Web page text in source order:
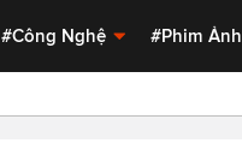
#Công Nghệ #Phim Ảnh